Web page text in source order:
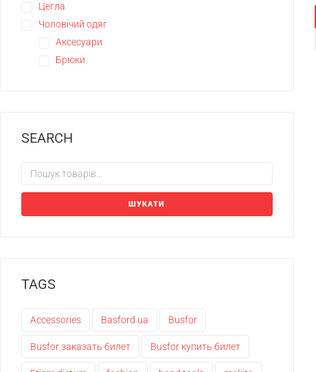
Цегла
Чоловічий одяг
Аксесуари
Брюки
SEARCH
ШУКАТИ
TAGS
Accessories Basford ua Busfor
Busfor заказать билет Busfor купить билет